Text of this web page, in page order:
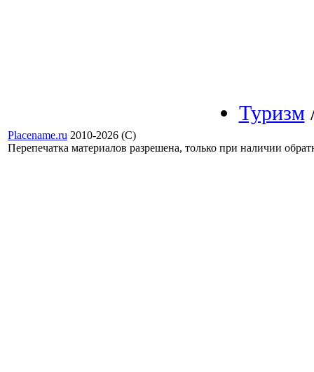
Туризм
Placename.ru 2010-2026 (С)
Перепечатка материалов разрешена, только при наличии